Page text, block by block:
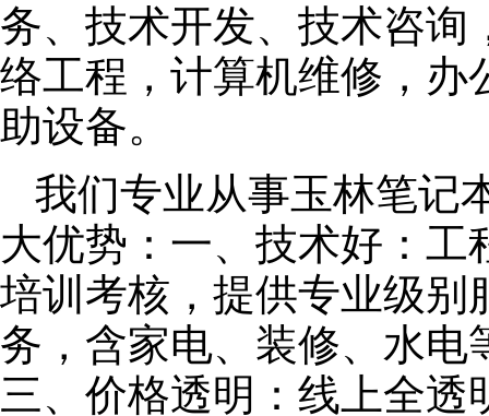
务、技术开发、技术咨询
络工程，计算机维修，办
助设备。
我们专业从事玉林笔记
大优势：一、技术好：
培训考核，提供专业级别
务，含家电、装修、水电
三、价格透明：线上全